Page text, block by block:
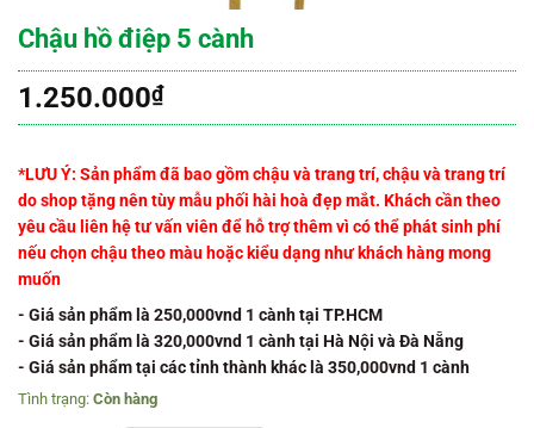
Chậu hồ điệp 5 cành
1.250.000₫
*LƯU Ý: Sản phẩm đã bao gồm chậu và trang trí, chậu và trang trí
do shop tặng nên tùy mẫu phối hài hoà đẹp mắt. Khách cần theo
yêu cầu liên hệ tư vấn viên để hỗ trợ thêm vì có thể phát sinh phí
nếu chọn chậu theo màu hoặc kiểu dạng như khách hàng mong
muốn
- Giá sản phẩm là 250,000vnd 1 cành tại TP.HCM
- Giá sản phẩm là 320,000vnd 1 cành tại Hà Nội và Đà Nẵng
- Giá sản phẩm tại các tỉnh thành khác là 350,000vnd 1 cành
Còn hàng